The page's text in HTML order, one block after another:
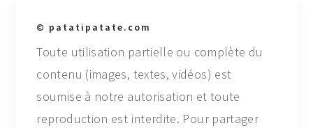
© patatipatate.com
Toute utilisation partielle ou complète du
contenu (images, textes, vidéos) est
soumise à notre autorisation et toute
reproduction est interdite. Pour partager